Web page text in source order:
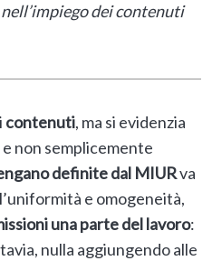
dei contenuti
contenuti, ma si evidenzia
e non semplicemente
definite dal MIURva
e omogeneità,
una parte del lavoro:
nulla aggiungendo alle